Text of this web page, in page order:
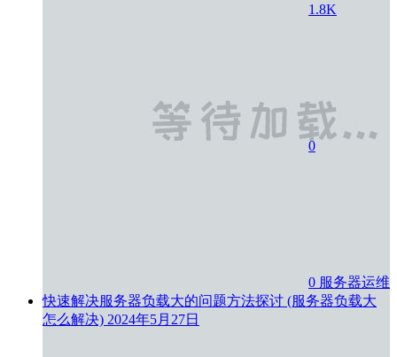
1.8K
0
0 服务器运维
快速解决服务器负载大的问题方法探讨 (服务器负载大
怎么解决) 2024年5月27日